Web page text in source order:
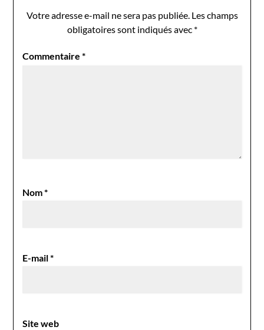
Votre adresse e-mail ne sera pas publiée. Les champs
obligatoires sont indiqués avec *
Commentaire*
Nom*
E-mail*
Site web